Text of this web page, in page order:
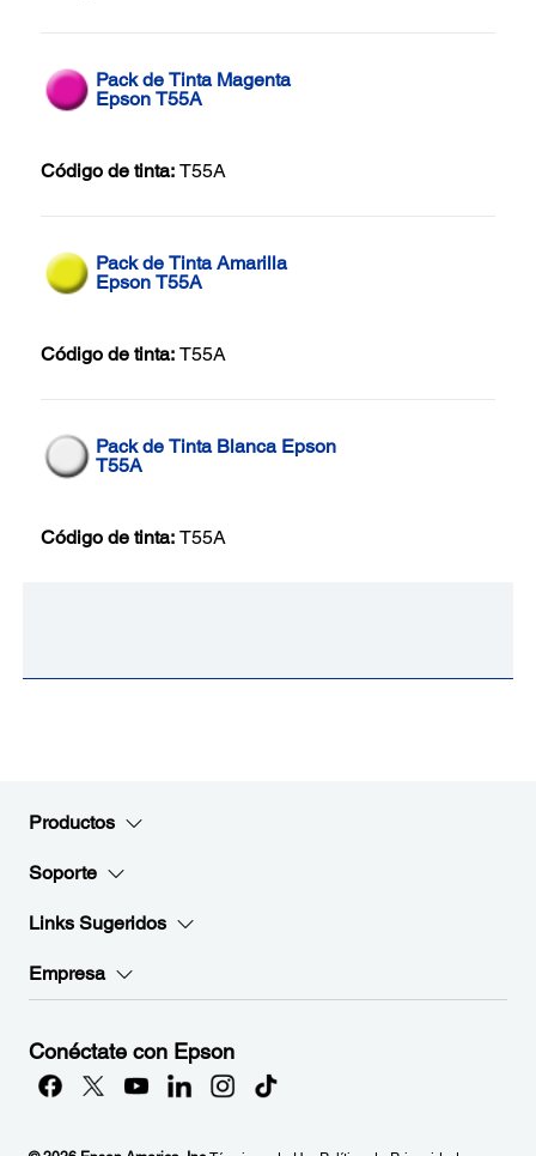
Pack de Tinta Magenta
Epson T55A
Código de tinta: T55A
Pack de Tinta Amarilla
Epson T55A
Código de tinta: T55A
Pack de Tinta Blanca Epson
T55A
Código de tinta: T55A
Productos
Soporte
Links Sugeridos
Empresa
Conéctate con Epson